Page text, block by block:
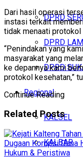
DPRD
DPRD
DPRD
Regional
KALSEL
KALBAR
Dari hasil operasi
instasi terkait
tidak menaati protokol
“Penindakan yang
masyarakat yang
ke depannya kami
protokol kesehatan,”
Continue Reading
RelatedPosts
Hukum & Peristiwa